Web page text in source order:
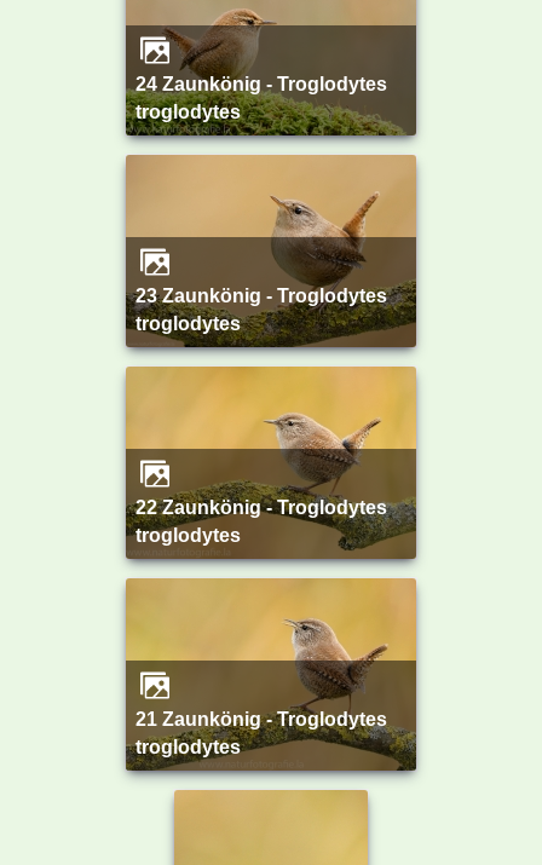
24 Zaunkönig - Troglodytes
troglodytes
23 Zaunkönig - Troglodytes
troglodytes
22 Zaunkönig - Troglodytes
troglodytes
21 Zaunkönig - Troglodytes
troglodytes